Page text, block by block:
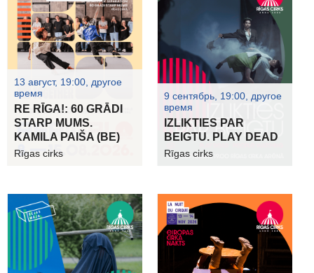
13 август, 19:00, другое
время
RE RĪGA!: 60 GRĀDI
STARP MUMS.
KAMILA PAIŠA (BE)
Rīgas cirks
9 сентябрь, 19:00, другое
время
IZLIKTIES PAR
BEIGTU. PLAY DEAD
Rīgas cirks